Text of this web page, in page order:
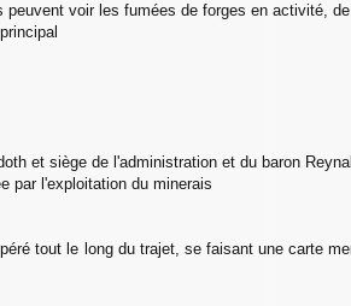
voir les fumées de forges en activité,
et siège de l'administration et du baron
par l'exploitation du minerais
tout le long du trajet, se faisant une carte